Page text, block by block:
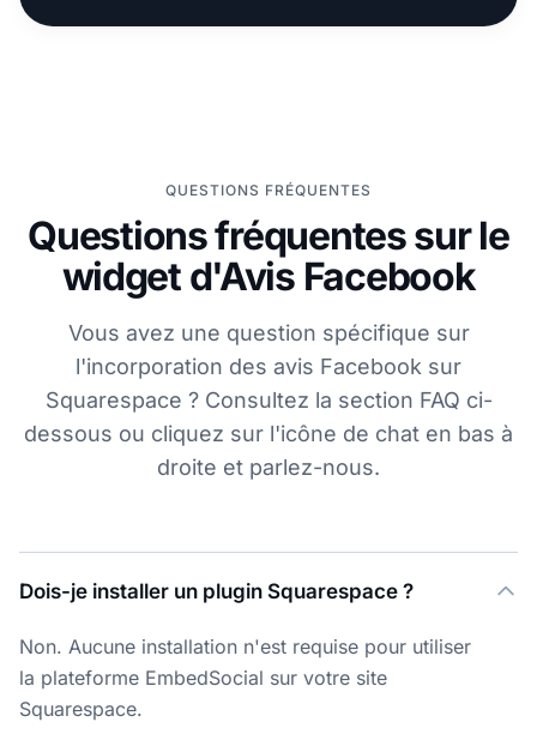
QUESTIONS FRÉQUENTES
Questions fréquentes sur le
widget d'Avis Facebook
Vous avez une question spécifique sur
l'incorporation des avis Facebook sur
Squarespace ? Consultez la section FAQ ci-
dessous ou cliquez sur l'icône de chat en bas à
droite et parlez-nous.
Dois-je installer un plugin Squarespace ?
Non. Aucune installation n'est requise pour utiliser
la plateforme EmbedSocial sur votre site
Squarespace.